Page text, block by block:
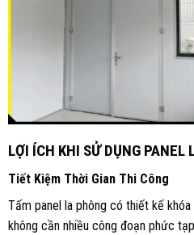
LỢI ÍCH KHI SỬ DỤNG PANEL
Tiết Kiệm Thời Gian Thi Công
Tấm panel la phông có thiết kế
không cần nhiều công đoạn phức